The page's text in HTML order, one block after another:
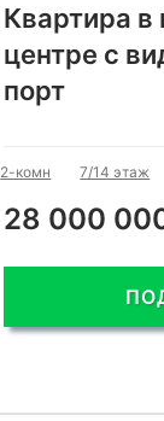
Квартира в
центре с
порт
2-комн 7/14 этаж
28 000